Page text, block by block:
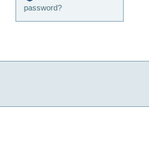
password?